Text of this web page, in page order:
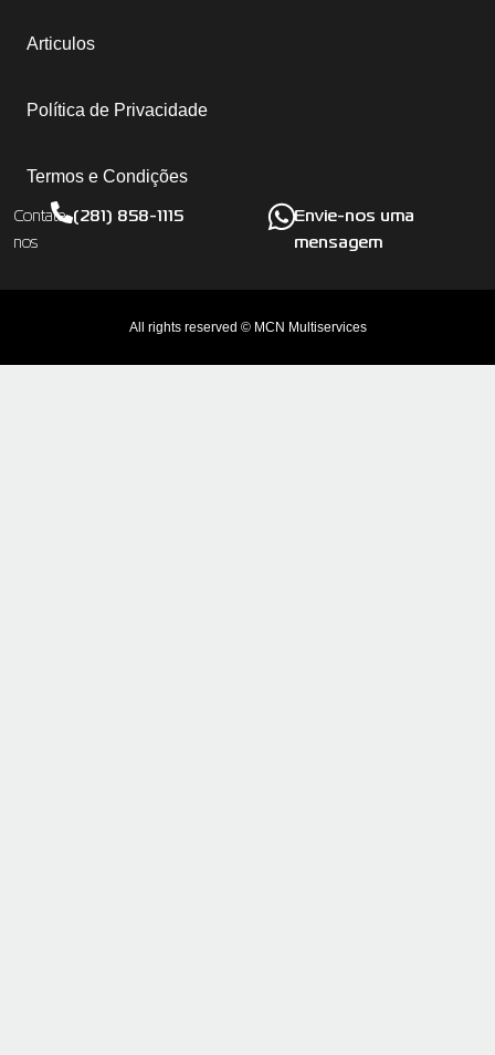
Articulos
Política de Privacidade
Termos e Condições
Contate-
nos
(281) 858-1115
Envie-nos uma
mensagem
All rights reserved © MCN Multiservices